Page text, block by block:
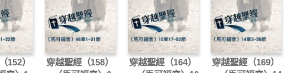
152）
穿越聖經（158）
穿越聖經（164）
穿越聖經（169）